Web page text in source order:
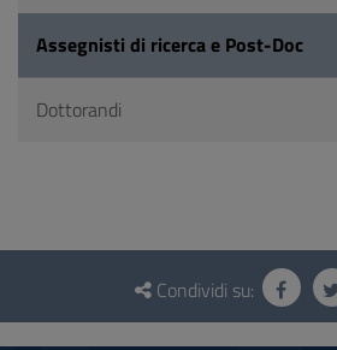
Assegnisti di ricerca e Post-Doc
Dottorandi
Questionario
social
Condividi su: